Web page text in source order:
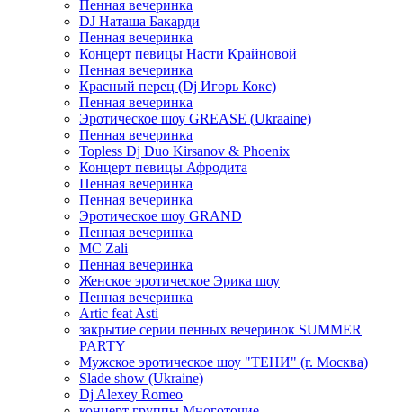
Пенная вечеринка
DJ Наташа Бакарди
Пенная вечеринка
Концерт певицы Насти Крайновой
Пенная вечеринка
Красный перец (Dj Игорь Кокс)
Пенная вечеринка
Эротическое шоу GREASE (Ukraaine)
Пенная вечеринка
Topless Dj Duo Kirsanov & Phoenix
Концерт певицы Афродита
Пенная вечеринка
Пенная вечеринка
Эротическое шоу GRAND
Пенная вечеринка
MC Zali
Пенная вечеринка
Женское эротическое Эрика шоу
Пенная вечеринка
Artic feat Asti
закрытие серии пенных вечеринок SUMMER
PARTY
Мужское эротическое шоу "ТЕНИ" (г. Москва)
Slade show (Ukraine)
Dj Alexey Romeo